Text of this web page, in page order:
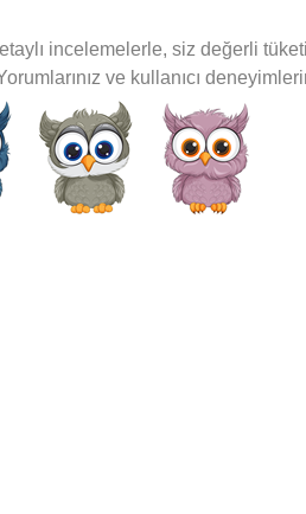
incelemelerle, siz değerli
ve kullanıcı